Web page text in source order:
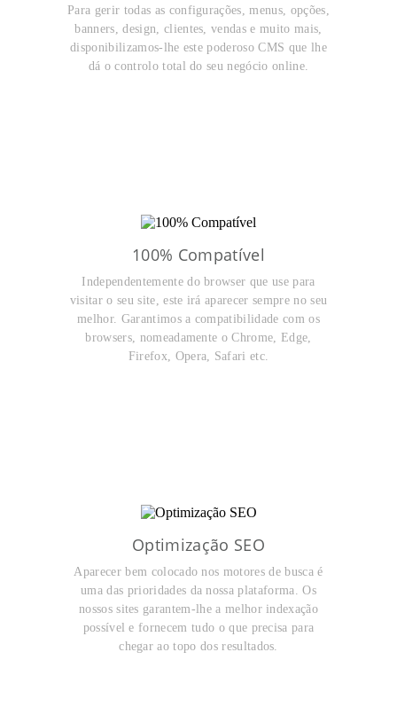
Para gerir todas as configurações, menus, opções,
banners, design, clientes, vendas e muito mais,
disponibilizamos-lhe este poderoso CMS que lhe
dá o controlo total do seu negócio online.
100% Compatível
Independentemente do browser que use para
visitar o seu site, este irá aparecer sempre no seu
melhor. Garantimos a compatibilidade com os
browsers, nomeadamente o Chrome, Edge,
Firefox, Opera, Safari etc.
Optimização SEO
Aparecer bem colocado nos motores de busca é
uma das prioridades da nossa plataforma. Os
nossos sites garantem-lhe a melhor indexação
possível e fornecem tudo o que precisa para
chegar ao topo dos resultados.